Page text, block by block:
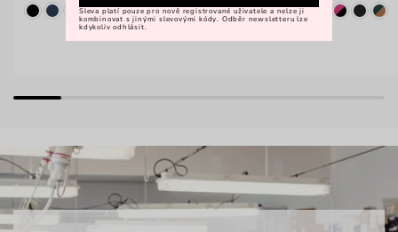
Sleva platí pouze pro nově registrované uživatele a nelze ji
kombinovat s jinými slevovými kódy. Odběr newsletteru lze
kdykoliv odhlásit.